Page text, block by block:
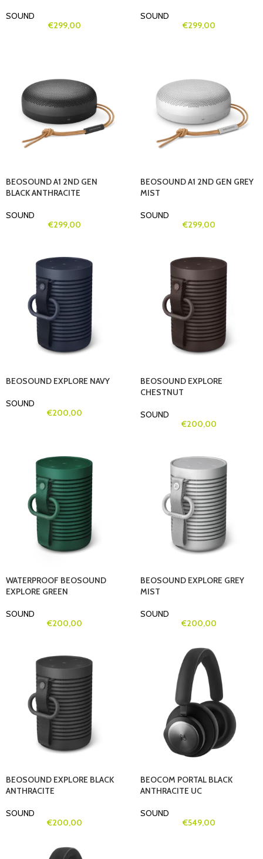
SOUND
€299,00
SOUND
€299,00
BEOSOUND A1 2ND GEN
BLACK ANTHRACITE
SOUND
€299,00
BEOSOUND A1 2ND GEN GREY
MIST
SOUND
€299,00
BEOSOUND EXPLORE NAVY
SOUND
€200,00
BEOSOUND EXPLORE
CHESTNUT
SOUND
€200,00
WATERPROOF BEOSOUND
EXPLORE GREEN
SOUND
€200,00
BEOSOUND EXPLORE GREY
MIST
SOUND
€200,00
BEOSOUND EXPLORE BLACK
ANTHRACITE
SOUND
€200,00
BEOCOM PORTAL BLACK
ANTHRACITE UC
SOUND
€549,00